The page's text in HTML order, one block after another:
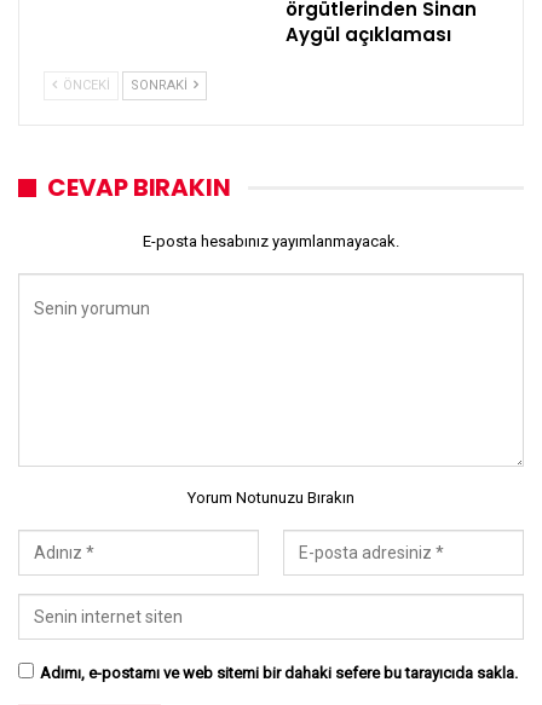
örgütlerinden Sinan
Aygül açıklaması
ÖNCEKI SONRAKI
CEVAP BIRAKIN
E-posta hesabınız yayımlanmayacak.
Yorum Notunuzu Bırakın
Adımı, e-postamı ve web sitemi bir dahaki sefere bu tarayıcıda sakla.